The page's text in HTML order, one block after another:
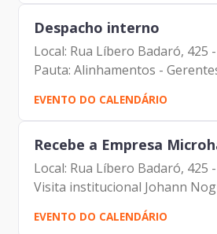
(Prodam) Darcio Gomes (SGM)
Despacho interno
Local: Rua Líbero Badaró, 425
Pauta: Alinhamentos - Gerentes
Participantes: Johann
Lobato Couto Carlos Antonio
Campo
EVENTO DO CALENDÁRIO
Recebe a Empresa
Local: Rua Líbero Badaró, 425
Visita institucional Johann
(Prodam) Glicério Ruas
EVENTO DO CALENDÁRIO